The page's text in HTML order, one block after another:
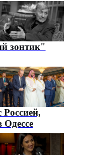
зонтик"